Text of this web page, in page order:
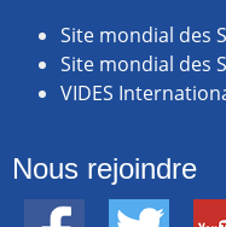
Site mondial des
Site mondial des
VIDES
Nous rejoindre